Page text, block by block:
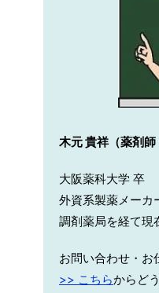
木元 貴祥（薬剤師
大阪薬科大学 卒
外資系製薬メーカ
調剤薬局を経て現
お問い合わせ・お
>> こちらからどう